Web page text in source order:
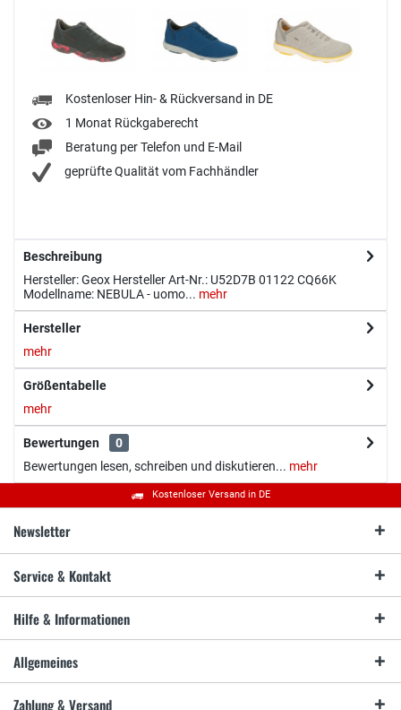
Kostenloser Hin- & Rückversand in DE
1 Monat Rückgaberecht
Beratung per Telefon und E-Mail
geprüfte Qualität vom Fachhändler
Beschreibung
Hersteller: Geox Hersteller Art-Nr.: U52D7B 01122 CQ66K
Modellname: NEBULA - uomo... mehr
Hersteller
mehr
Größentabelle
mehr
Bewertungen
0
Bewertungen lesen, schreiben und diskutieren... mehr
Kostenloser Versand in DE
Newsletter
Service & Kontakt
Hilfe & Informationen
Allgemeines
Zahlung & Versand